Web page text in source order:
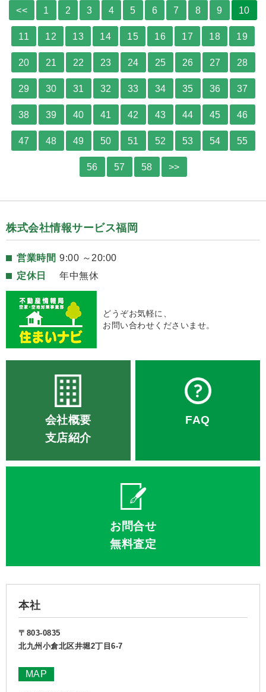
<< 1 2 3 4 5 6 7 8 9 10
11 12 13 14 15 16 17 18 19
20 21 22 23 24 25 26 27 28
29 30 31 32 33 34 35 36 37
38 39 40 41 42 43 44 45 46
47 48 49 50 51 52 53 54 55
56 57 58 >>
株式会社情報サービス福岡
営業時間 9:00 ～20:00
定休日
年中無休
どうぞお気軽に、
お問い合わせくださいませ。
会社概要
支店紹介
FAQ
お問合せ
無料査定
本社
〒803-0835
北九州小倉北区井堀2丁目6-7
MAP